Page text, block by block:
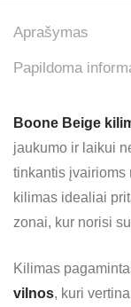
Aprašymas
Papildoma
Boone Beige
jaukumo ir laikui
tinkantis įvairioms
kilimas idealiai
zonai, kur norisi
Kilimas
vilnos, kuri